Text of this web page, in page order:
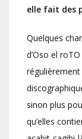
elle fait des
Quelques
d’Oso el
sinon plus
qu’elles